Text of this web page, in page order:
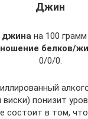
Джин
джинана 100
белков/
0/0/0.
понизит
состоит в том,